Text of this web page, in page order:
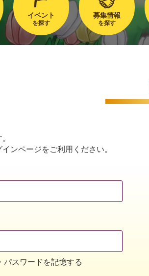
イベント
を探す
募集情報
を探す
ンページをご利用ください。
パスワードを記憶する